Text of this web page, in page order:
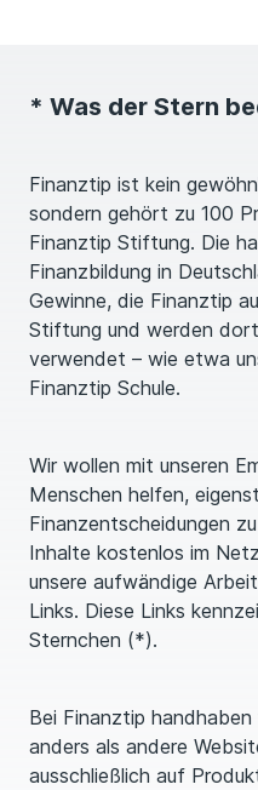
* Was der Stern
Finanztip ist kein
sondern gehört zu 100
Finanztip Stiftung. Die
Finanzbildung in
Gewinne, die Finanztip
Stiftung und werden
verwendet – wie etwa
Finanztip Schule.
Wir wollen mit unseren
Menschen helfen,
Finanzentscheidungen
Inhalte kostenlos im
unsere aufwändige
Links. Diese Links
Sternchen (*).
Bei Finanztip
anders als andere
ausschließlich auf